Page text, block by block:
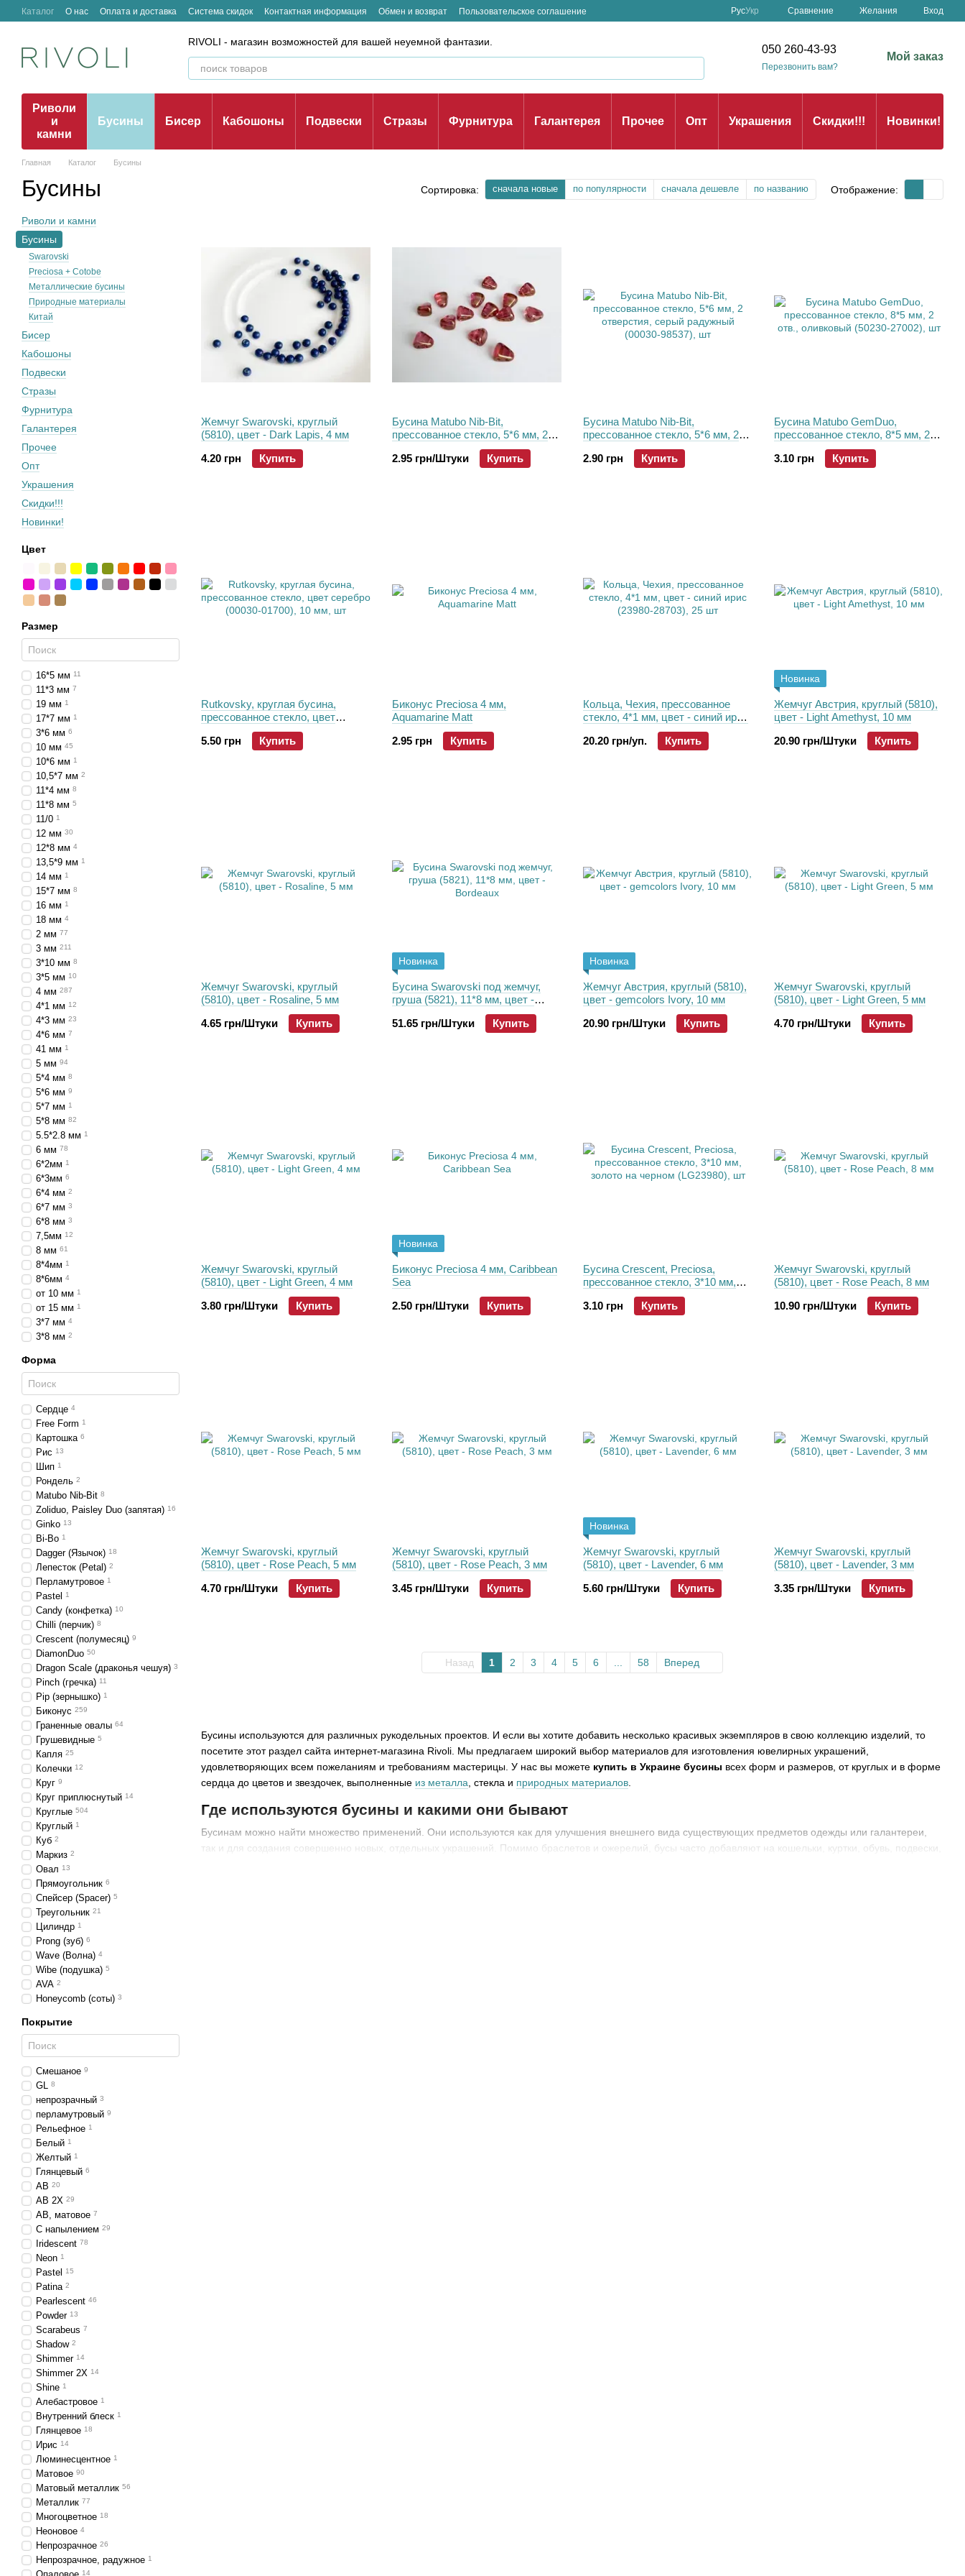
Перейти к основному контенту
Каталог О нас Оплата и доставка Система скидок Контактная информация Обмен и возврат
Пользовательское соглашение
РусУкр Сравнение Желания Вход
RIVOLI - магазин возможностей для вашей неуемной фантазии.
050 260-43-93
Перезвонить вам?
Мой заказ
Риволи
и
камни
Бусины Бисер Кабошоны Подвески Стразы Фурнитура Галантерея Прочее Опт Украшения Скидки!!! Новинки!
Главная Каталог Бусины
Бусины Сортировка: сначала новые по популярности сначала дешевле по названию Отображение:
Бусины используются для различных рукодельных проектов. И если вы хотите добавить несколько красивых экземпляров в свою коллекцию изделий, то
посетите этот раздел сайта интернет-магазина Rivoli. Мы предлагаем широкий выбор материалов для изготовления ювелирных украшений,
удовлетворяющих всем пожеланиям и требованиям мастерицы. У нас вы можете купить в Украине бусины всех форм и размеров, от круглых и в форме
сердца до цветов и звездочек, выполненные из металла , стекла и природных материалов
Где используются бусины и какими они бывают
Бусинам можно найти множество применений. Они используются как для улучшения внешнего вида существующих предметов одежды или галантереи,
так и для создания совершенно новых, отдельных украшений. Помимо браслетов и ожерелий, бусы часто добавляют на кошельки, куртки, обувь, подвески,
Жемчуг Swarovski, круглый
(5810), цвет - Dark Lapis, 4 мм
4.20 грн
Купить
Бусина Matubo Nib-Bit,
прессованное стекло, 5*6 мм, 2
отверстия, прозрачный красный с
золотым напылением (00030-
2.95 грн/Штуки Купить
Бусина Matubo Nib-Bit,
прессованное стекло, 5*6 мм, 2
отверстия, серый радужный
(00030-98537), шт
2.90 грн Купить
Бусина Matubo GemDuo,
прессованное стекло, 8*5 мм, 2
отв., оливковый (50230-27002), шт
3.10 грн
Купить
Rutkovsky, круглая бусина,
прессованное стекло, цвет
серебро (00030-01700), 10 мм, шт
5.50 грн
Купить
Биконус Preciosa 4 мм,
Aquamarine Matt
2.95 грн
Купить
Кольца, Чехия, прессованное
стекло, 4*1 мм, цвет - синий ирис
(23980-28703), 25 шт
20.20 грн/уп.
Купить
Новинка
Жемчуг Австрия, круглый (5810),
цвет - Light Amethyst, 10 мм
20.90 грн/Штуки
Купить
Жемчуг Swarovski, круглый
(5810), цвет - Rosaline, 5 мм
4.65 грн/Штуки
Купить
Новинка
Бусина Swarovski под жемчуг,
груша (5821), 11*8 мм, цвет -
51.65 грн/Штуки
Купить
Новинка
Жемчуг Австрия, круглый (5810),
цвет - gemcolors Ivory, 10 мм
20.90 грн/Штуки
Купить
Жемчуг Swarovski, круглый
(5810), цвет - Light Green, 5 мм
4.70 грн/Штуки
Купить
Жемчуг Swarovski, круглый
(5810), цвет - Light Green, 4 мм
3.80 грн/Штуки
Купить
Новинка
Биконус Preciosa 4 мм, Caribbean
Sea
2.50 грн/Штуки
Купить
Бусина Crescent, Preciosa,
прессованное стекло, 3*10 мм,
золото на черном (LG23980), шт
3.10 грн
Купить
Жемчуг Swarovski, круглый
(5810), цвет - Rose Peach, 8 мм
10.90 грн/Штуки
Купить
Жемчуг Swarovski, круглый
(5810), цвет - Rose Peach, 5 мм
4.70 грн/Штуки
Купить
Жемчуг Swarovski, круглый
(5810), цвет - Rose Peach, 3 мм
3.45 грн/Штуки
Купить
Новинка
Жемчуг Swarovski, круглый
(5810), цвет - Lavender, 6 мм
5.60 грн/Штуки
Купить
Жемчуг Swarovski, круглый
(5810), цвет - Lavender, 3 мм
3.35 грн/Штуки
Купить
Назад 1 2 3 4 5 6 58 Вперед
Риволи и камни
Бусины
Swarovski
Preciosa + Cotobe
Металлические бусины
Природные материалы
Китай
Бисер
Кабошоны
Подвески
Стразы
Фурнитура
Галантерея
Прочее
Опт
Украшения
Скидки!!!
Новинки!
Цвет
Размер
16*5 мм 11
11*3 мм 7
19 мм 1
17*7 мм 1
3*6 мм 6
10 мм 45
10*6 мм 1
10,5*7 мм 2
11*4 мм 8
11*8 мм 5
11/0 1
12 мм 30
12*8 мм 4
13,5*9 мм 1
14 мм 1
15*7 мм 8
16 мм 1
18 мм 4
2 мм 77
3 мм 211
3*10 мм 8
3*5 мм 10
4 мм 287
4*1 мм 12
4*3 мм 23
4*6 мм 7
41 мм 1
5 мм 94
5*4 мм 8
5*6 мм 9
5*7 мм 1
5*8 мм 82
5.5*2.8 мм 1
6 мм 78
6*2мм 1
6*3мм 6
6*4 мм 2
6*7 мм 3
6*8 мм 3
7,5мм 12
8 мм 61
8*4мм 1
8*6мм 4
от 10 мм 1
от 15 мм 1
3*7 мм 4
3*8 мм 2
Форма
Сердце 4
Free Form 1
Картошка 6
Рис 13
Шип 1
Рондель 2
Matubo Nib-Bit 8
Zoliduo, Paisley Duo (запятая) 16
Ginko 13
Bi-Bo 1
Dagger (Язычок) 18
Лепесток (Petal) 2
Перламутровое 1
Pastel 1
Candy (конфетка) 10
Chilli (перчик) 8
Crescent (полумесяц) 9
DiamonDuo 50
Dragon Scale (драконья чешуя) 3
Pinch (гречка) 11
Pip (зернышко) 1
Биконус 259
Граненные овалы 64
Грушевидные 5
Капля 25
Колечки 12
Круг 9
Круг приплюснутый 14
Круглые 504
Круглый 1
Куб 2
Маркиз 2
Овал 13
Прямоугольник 6
Спейсер (Spacer) 5
Треугольник 21
Цилиндр 1
Prong (зуб) 6
Wave (Волна) 4
Wibe (подушка) 5
AVA 2
Honeycomb (соты) 3
Покрытие
Смешаное 9
GL 8
непрозрачный 3
перламутровый 9
Рельефное 1
Белый 1
Желтый 1
Глянцевый 6
AB 20
AB 2X 29
AB, матовое 7
C напылением 29
Iridescent 78
Neon 1
Pastel 15
Patina 2
Pearlescent 46
Powder 13
Scarabeus 7
Shadow 2
Shimmer 14
Shimmer 2X 14
Shine 1
Алебастровое 1
Внутренний блеск 1
Глянцевое 18
Ирис 14
Люминесцентное 1
Матовое 90
Матовый металлик 56
Металлик 77
Многоцветное 18
Неоновое 4
Непрозрачное 26
Непрозрачное, радужное 1
14